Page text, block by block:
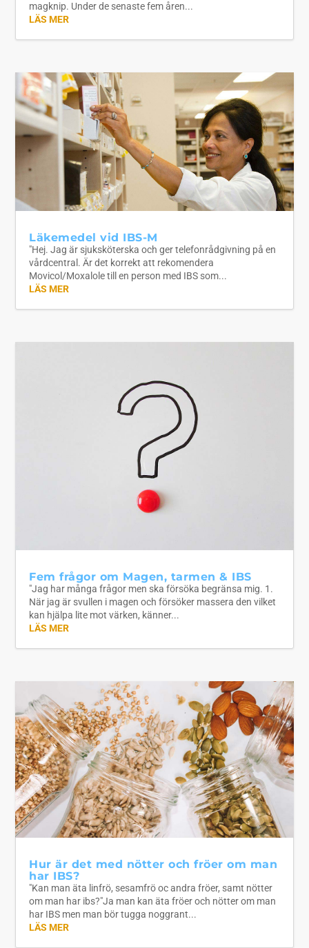
magknip. Under de senaste fem åren...
LÄS MER
Läkemedel vid IBS-M
"Hej. Jag är sjuksköterska och ger telefonrådgivning på en
vårdcentral. Är det korrekt att rekomendera
Movicol/Moxalole till en person med IBS som...
LÄS MER
Fem frågor om Magen, tarmen & IBS
"Jag har många frågor men ska försöka begränsa mig. 1.
När jag är svullen i magen och försöker massera den vilket
kan hjälpa lite mot värken, känner...
LÄS MER
Hur är det med nötter och fröer om man
har IBS?
"Kan man äta linfrö, sesamfrö oc andra fröer, samt nötter
om man har ibs?"Ja man kan äta fröer och nötter om man
har IBS men man bör tugga noggrant...
LÄS MER